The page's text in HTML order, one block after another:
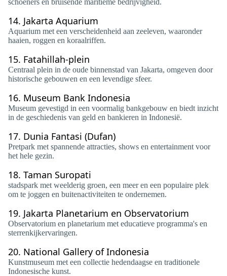
schoeners en bruisende maritieme bedrijvigheid.
14. Jakarta Aquarium
Aquarium met een verscheidenheid aan zeeleven, waaronder
haaien, roggen en koraalriffen.
15. Fatahillah-plein
Centraal plein in de oude binnenstad van Jakarta, omgeven door
historische gebouwen en een levendige sfeer.
16. Museum Bank Indonesia
Museum gevestigd in een voormalig bankgebouw en biedt inzicht
in de geschiedenis van geld en bankieren in Indonesië.
17. Dunia Fantasi (Dufan)
Pretpark met spannende attracties, shows en entertainment voor
het hele gezin.
18. Taman Suropati
stadspark met weelderig groen, een meer en een populaire plek
om te joggen en buitenactiviteiten te ondernemen.
19. Jakarta Planetarium en Observatorium
Observatorium en planetarium met educatieve programma's en
sterrenkijkervaringen.
20. National Gallery of Indonesia
Kunstmuseum met een collectie hedendaagse en traditionele
Indonesische kunst.